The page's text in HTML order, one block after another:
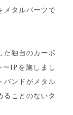
メタルパーツで
た独自のカーボ
IPを施しまし
バンドがメタル
ることのないタ